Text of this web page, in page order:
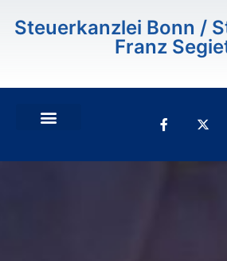
springen
Steuerkanzlei Bonn /
Franz